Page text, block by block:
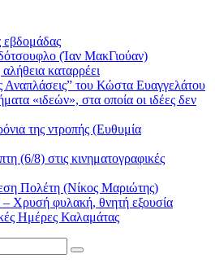
εβδομάδας
(Ίαν ΜακΓιούαν)
καταρρέει
Αναπλάσεις” του Κώστα Ευαγγελάτου
«ιδεών», στα οποία οι ιδέες δεν
της ντροπής (Ευθυμία
(6/8) στις κινηματογραφικές
Πολέτη (Νίκος Μαριώτης)
Χρυσή φυλακή, θνητή εξουσία
Ημέρες Καλαμάτας